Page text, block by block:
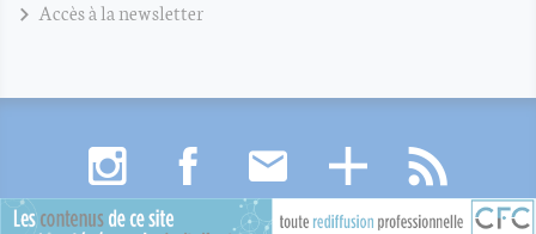
Accès à la newsletter